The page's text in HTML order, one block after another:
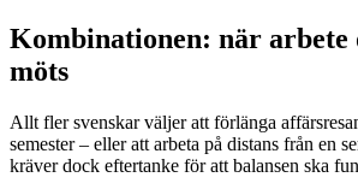
Kombinationen: när
möts
Allt fler svenskar väljer att förlänga
semester – eller att arbeta på distans från en
kräver dock eftertanke för att balansen ska